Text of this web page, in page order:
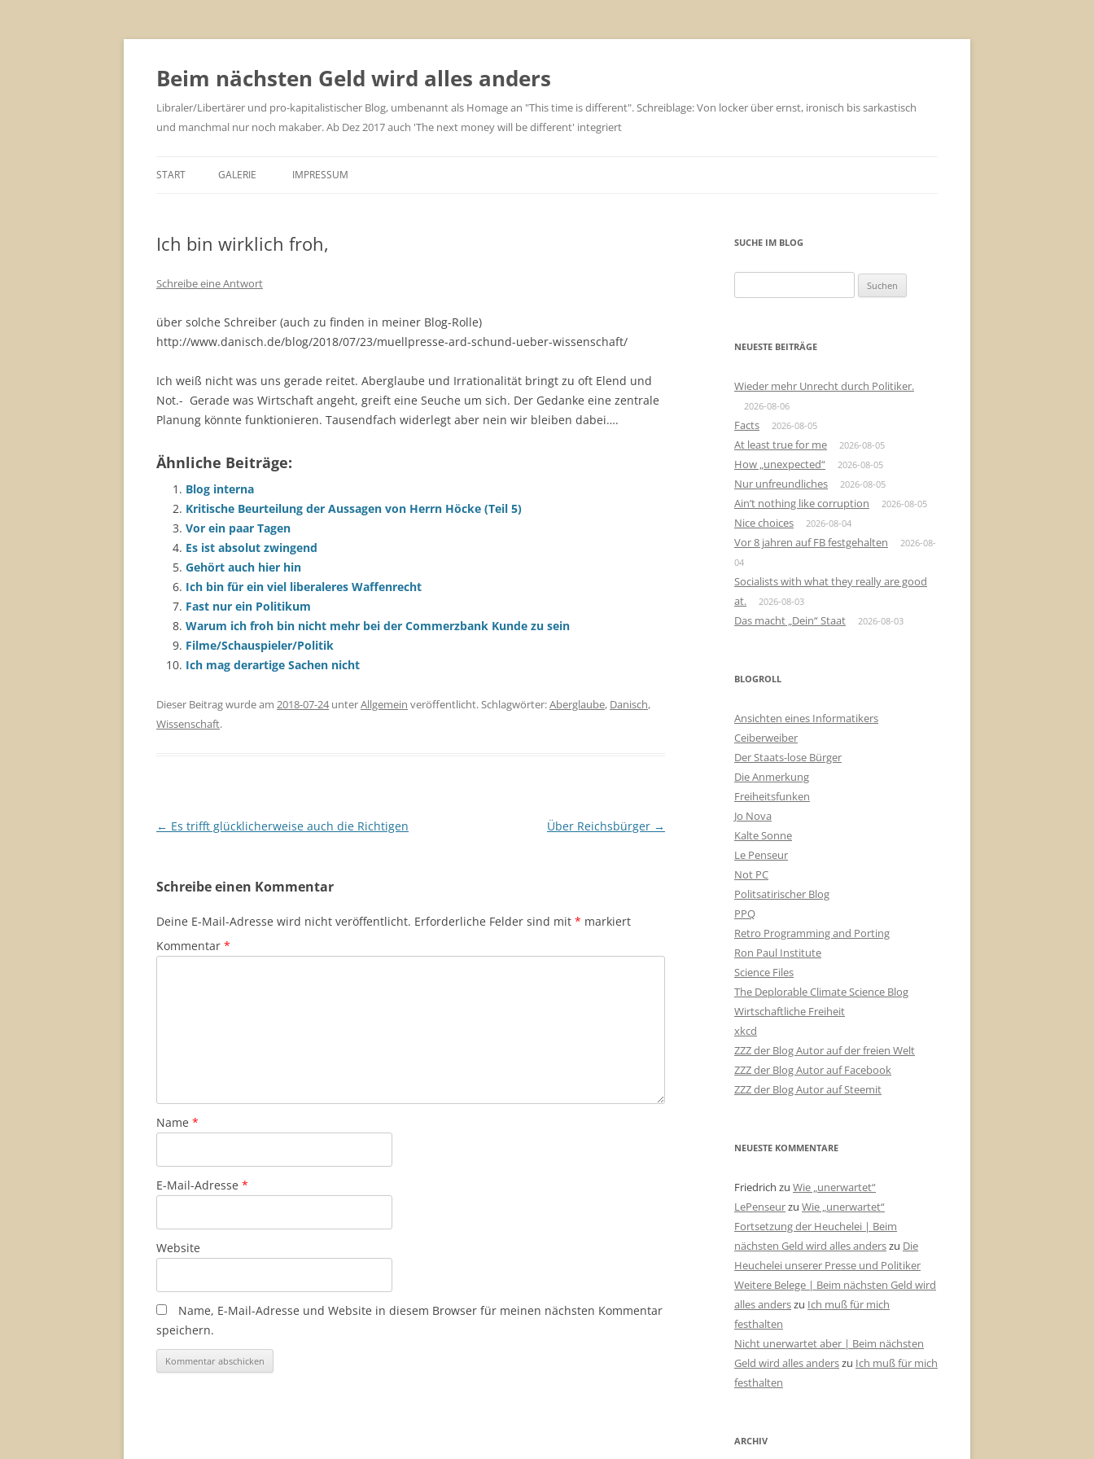
Zum
springen
Beim nächsten Geld wird alles anders
Libraler/Libertärer und pro-kapitalistischer Blog, umbenannt als Homage an "This time is different". Schreiblage: Von locker über ernst, ironisch bis sarkastisch
und manchmal nur noch makaber. Ab Dez 2017 auch 'The next money will be different' integriert
START GALERIE IMPRESSUM
Ich bin wirklich froh,
Schreibe eine Antwort
über solche Schreiber (auch zu finden in meiner Blog-Rolle)
http://www.danisch.de/blog/2018/07/23/muellpresse-ard-schund-ueber-wissenschaft/
Ich weiß nicht was uns gerade reitet. Aberglaube und Irrationalität bringt zu oft Elend und
Not.- Gerade was Wirtschaft angeht, greift eine Seuche um sich. Der Gedanke eine zentrale
Planung könnte funktionieren. Tausendfach widerlegt aber nein wir bleiben dabei….
Ähnliche Beiträge:
Blog interna
Kritische Beurteilung der Aussagen von Herrn Höcke (Teil 5)
Vor ein paar Tagen
Es ist absolut zwingend
Gehört auch hier hin
Ich bin für ein viel liberaleres Waffenrecht
Fast nur ein Politikum
Warum ich froh bin nicht mehr bei der Commerzbank Kunde zu sein
Filme/Schauspieler/Politik
Ich mag derartige Sachen nicht
Dieser Beitrag wurde am 2018-07-24unterAllgemein veröffentlicht. Schlagwörter:Aberglaube, Danisch,
Wissenschaft.
Beitragsnavigation
← Es trifft glücklicherweise auch die Richtigen Über Reichsbürger →
Schreibe einen Kommentar
Deine E-Mail-Adresse wird nicht veröffentlicht. Erforderliche Felder sind mit * markiert
Kommentar *
Name *
E-Mail-Adresse *
Website
Name, E-Mail-Adresse und Website in diesem Browser für meinen nächsten Kommentar
speichern.
SUCHE IM BLOG
nach:
NEUESTE BEITRÄGE
Wieder mehr Unrecht durch Politiker.
2026-08-06
Facts 2026-08-05
At least true for me 2026-08-05
How „unexpected“ 2026-08-05
Nur unfreundliches 2026-08-05
Ain’t nothing like corruption 2026-08-05
Nice choices 2026-08-04
Vor 8 jahren auf FB festgehalten
2026-08-
04
Socialists with what they really are good
at.
2026-08-03
Das macht „Dein“ Staat 2026-08-03
BLOGROLL
Ansichten eines Informatikers
Ceiberweiber
Der Staats-lose Bürger
Die Anmerkung
Freiheitsfunken
Jo Nova
Kalte Sonne
Le Penseur
Not PC
Politsatirischer Blog
PPQ
Retro Programming and Porting
Ron Paul Institute
Science Files
The Deplorable Climate Science Blog
Wirtschaftliche Freiheit
xkcd
ZZZ der Blog Autor auf der freien Welt
ZZZ der Blog Autor auf Facebook
ZZZ der Blog Autor auf Steemit
NEUESTE KOMMENTARE
Friedrich zu Wie „unerwartet“
LePenseurzu Wie „unerwartet“
Fortsetzung der Heuchelei | Beim
nächsten Geld wird alles anderszu Die
Heuchelei unserer Presse und Politiker
Weitere Belege | Beim nächsten Geld wird
alles anderszu Ich muß für mich
festhalten
Nicht unerwartet aber | Beim nächsten
Geld wird alles anderszu Ich muß für mich
festhalten
ARCHIV